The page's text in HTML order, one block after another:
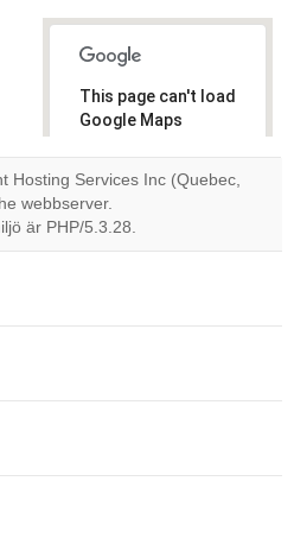
This page can't load
Google Maps
website?
Hosting Services Inc (Quebec,
webbserver.
är PHP/5.3.28.